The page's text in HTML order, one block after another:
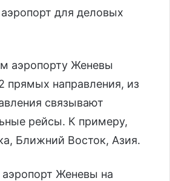
для деловых
аэропорту Женевы
прямых направления, из
связывают
рейсы. К примеру,
Ближний Восток, Азия.
Женевы на